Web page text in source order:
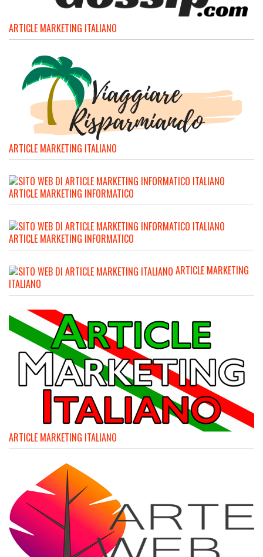
ARTICLE MARKETING ITALIANO
ARTICLE MARKETING ITALIANO
ARTICLE MARKETING INFORMATICO
ARTICLE MARKETING INFORMATICO
ARTICLE MARKETING
ITALIANO
ARTICLE MARKETING ITALIANO